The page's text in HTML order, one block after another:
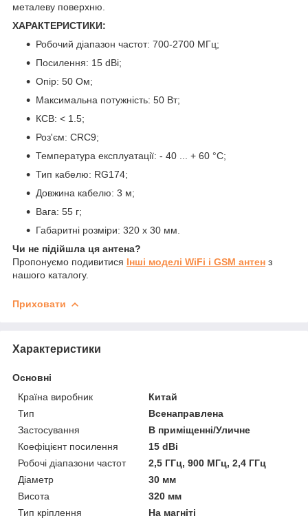
металеву поверхню.
ХАРАКТЕРИСТИКИ:
Робочий діапазон частот: 700-2700 МГц;
Посилення: 15 dBi;
Опір: 50 Ом;
Максимальна потужність: 50 Вт;
КСВ: < 1.5;
Роз'єм: CRC9;
Температура експлуатації: - 40 ... + 60 °С;
Тип кабелю: RG174;
Довжина кабелю: 3 м;
Вага: 55 г;
Габаритні розміри: 320 x 30 мм.
Чи не підійшла ця антена?
Пропонуємо подивитися Інші моделі WiFi і GSM антен з
нашого каталогу.
Приховати
Характеристики
Основні
Країна виробник
Китай
Тип
Всенаправлена
Застосування
В приміщенні/Уличне
Коефіцієнт посилення
15 dBi
Робочі діапазони частот
2,5 ГГц, 900 МГц, 2,4 ГГц
Діаметр
30 мм
Висота
320 мм
Тип кріплення
На магніті